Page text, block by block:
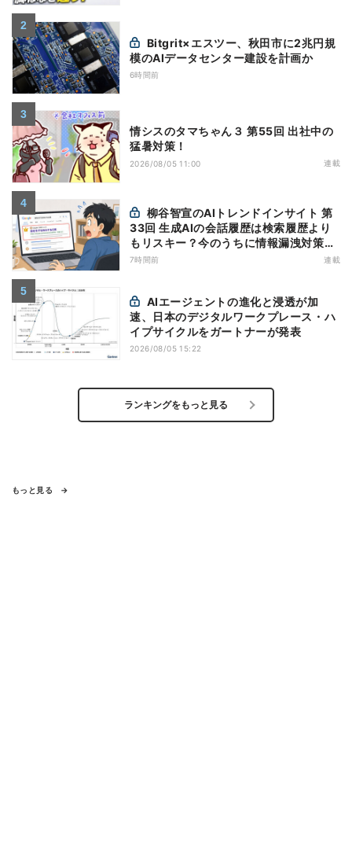
模のAIデータセンター建設を計画か
6時間前
情シスのタマちゃん３ 第55回 出社中の
猛暑対策！
2026/08/05 11:00 連載
33回 生成AIの会話履歴は検索履歴より
もリスキー？今のうちに情報漏洩対策を
万全にしておこう
7時間前 連載
速、日本のデジタルワークプレース・ハ
イプサイクルをガートナーが発表
2026/08/05 15:22
ランキングをもっと見る
もっと見る